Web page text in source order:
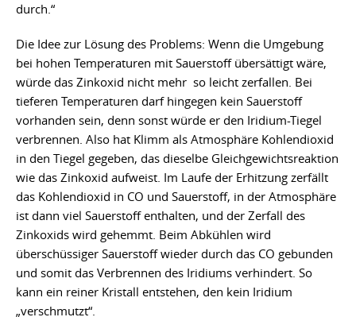
durch.“
Die Idee zur Lösung des Problems: Wenn die Umgebung
bei hohen Temperaturen mit Sauerstoff übersättigt wäre,
würde das Zinkoxid nicht mehr so leicht zerfallen. Bei
tieferen Temperaturen darf hingegen kein Sauerstoff
vorhanden sein, denn sonst würde er den Iridium-Tiegel
verbrennen. Also hat Klimm als Atmosphäre Kohlendioxid
in den Tiegel gegeben, das dieselbe Gleichgewichtsreaktion
wie das Zinkoxid aufweist. Im Laufe der Erhitzung zerfällt
das Kohlendioxid in CO und Sauerstoff, in der Atmosphäre
ist dann viel Sauerstoff enthalten, und der Zerfall des
Zinkoxids wird gehemmt. Beim Abkühlen wird
überschüssiger Sauerstoff wieder durch das CO gebunden
und somit das Verbrennen des Iridiums verhindert. So
kann ein reiner Kristall entstehen, den kein Iridium
„verschmutzt“.